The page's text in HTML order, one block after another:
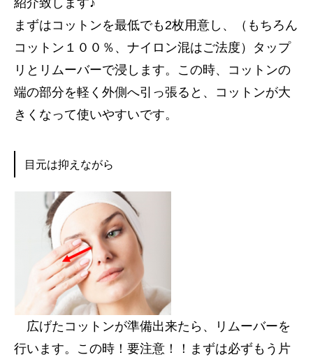
紹介致します♪
まずはコットンを最低でも2枚用意し、（もちろん
コットン１００％、ナイロン混はご法度）タップ
リとリムーバーで浸します。この時、コットンの
端の部分を軽く外側へ引っ張ると、コットンが大
きくなって使いやすいです。
目元は抑えながら
広げたコットンが準備出来たら、リムーバーを
行います。この時！要注意！！まずは必ずもう片